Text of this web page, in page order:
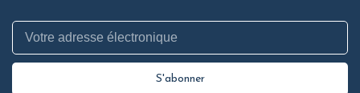
S'abonner